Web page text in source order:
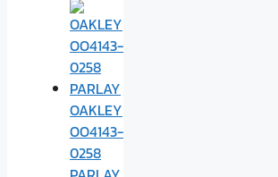
OAKLEY
OO4143-
0258